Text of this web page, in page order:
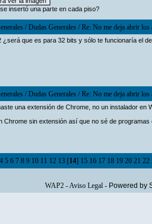
insertó una parte en cada piso?
/Dudas Generales/Re: No me deja abrir
¿será que es para 32 bits y sólo te funcionaría el
/Dudas Generales/Re: No me deja abrir
una extensión de Chrome, no un instalador en
Chrome sin extensión así que no sé de
4 5 6 7 8 9 10 11 12 13[14] 15 16 17 18 19 20 21 22
WAP2-Aviso Legal- Powered by